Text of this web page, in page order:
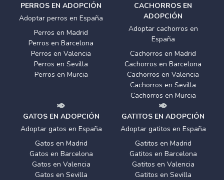
PERROS EN ADOPCIÓN
Adoptar perros en España
Perros en Madrid
Perros en Barcelona
Perros en Valencia
Perros en Sevilla
Perros en Murcia
CACHORROS EN
ADOPCIÓN
Adoptar cachorros en
España
Cachorros en Madrid
Cachorros en Barcelona
Cachorros en Valencia
Cachorros en Sevilla
Cachorros en Murcia
GATOS EN ADOPCIÓN
Adoptar gatos en España
Gatos en Madrid
Gatos en Barcelona
Gatos en Valencia
Gatos en Sevilla
GATITOS EN ADOPCIÓN
Adoptar gatitos en España
Gatitos en Madrid
Gatitos en Barcelona
Gatitos en Valencia
Gatitos en Sevilla